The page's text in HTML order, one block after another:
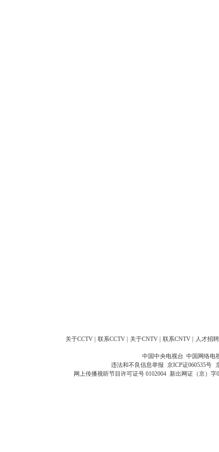
关于CCTV 联系CCTV 关于CNTV 联系CNTV 人才招聘
中国中央电视台 中国网络电
违法和不良信息举报 京ICP证060535号
网上传播视听节目许可证号 0102004 新出网证（京）